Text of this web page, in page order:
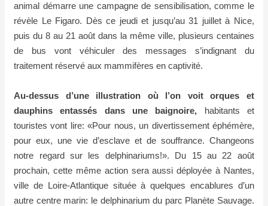
animal démarre une campagne de sensibilisation, comme le
révèle Le Figaro. Dès ce jeudi et jusqu’au 31 juillet à Nice,
puis du 8 au 21 août dans la même ville, plusieurs centaines
de bus vont véhiculer des messages s’indignant du
traitement réservé aux mammifères en captivité.
Au-dessus d’une illustration où l’on voit orques et
dauphins entassés dans une baignoire, habitants et
touristes vont lire: «Pour nous, un divertissement éphémère,
pour eux, une vie d’esclave et de souffrance. Changeons
notre regard sur les delphinariums!». Du 15 au 22 août
prochain, cette même action sera aussi déployée à Nantes,
ville de Loire-Atlantique située à quelques encablures d’un
autre centre marin: le delphinarium du parc Planète Sauvage.